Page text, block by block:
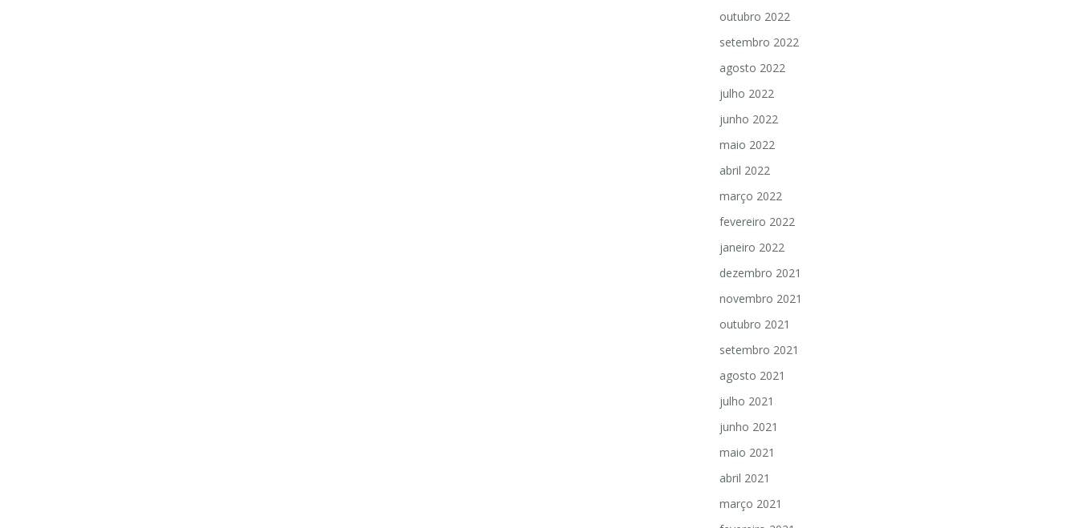
outubro 2022
setembro 2022
agosto 2022
julho 2022
junho 2022
maio 2022
abril 2022
março 2022
fevereiro 2022
janeiro 2022
dezembro 2021
novembro 2021
outubro 2021
setembro 2021
agosto 2021
julho 2021
junho 2021
maio 2021
abril 2021
março 2021